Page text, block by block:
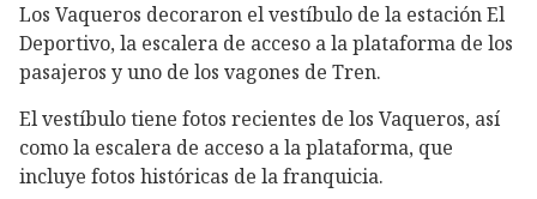
Los Vaqueros decoraron el vestíbulo de la estación El
Deportivo, la escalera de acceso a la plataforma de los
pasajeros y uno de los vagones de Tren.
El vestíbulo tiene fotos recientes de los Vaqueros, así
como la escalera de acceso a la plataforma, que
incluye fotos históricas de la franquicia.